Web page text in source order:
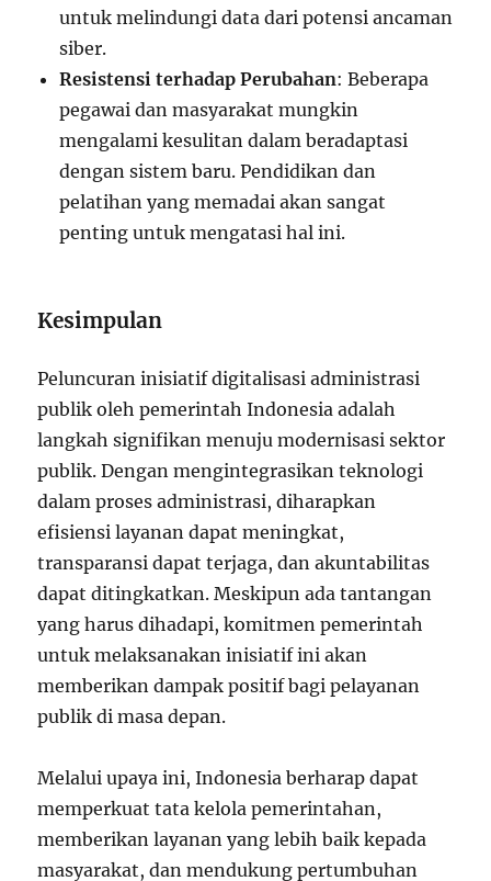
untuk melindungi data dari potensi ancaman
siber.
Resistensi terhadap Perubahan: Beberapa
pegawai dan masyarakat mungkin
mengalami kesulitan dalam beradaptasi
dengan sistem baru. Pendidikan dan
pelatihan yang memadai akan sangat
penting untuk mengatasi hal ini.
Kesimpulan
Peluncuran inisiatif digitalisasi administrasi
publik oleh pemerintah Indonesia adalah
langkah signifikan menuju modernisasi sektor
publik. Dengan mengintegrasikan teknologi
dalam proses administrasi, diharapkan
efisiensi layanan dapat meningkat,
transparansi dapat terjaga, dan akuntabilitas
dapat ditingkatkan. Meskipun ada tantangan
yang harus dihadapi, komitmen pemerintah
untuk melaksanakan inisiatif ini akan
memberikan dampak positif bagi pelayanan
publik di masa depan.
Melalui upaya ini, Indonesia berharap dapat
memperkuat tata kelola pemerintahan,
memberikan layanan yang lebih baik kepada
masyarakat, dan mendukung pertumbuhan